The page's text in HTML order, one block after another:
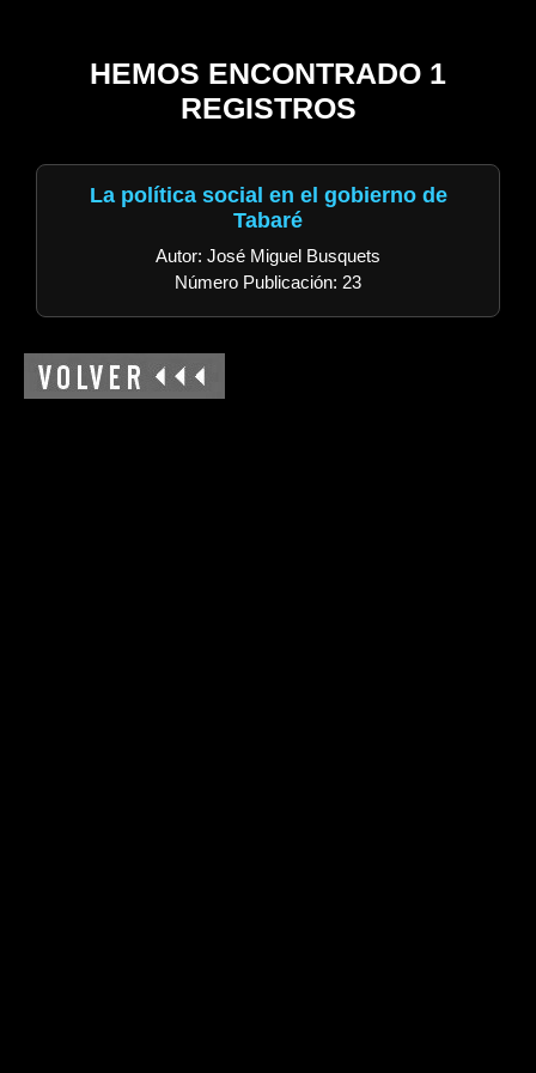
HEMOS ENCONTRADO 1
REGISTROS
La política social en el gobierno de
Tabaré
Autor: José Miguel Busquets
Número Publicación: 23